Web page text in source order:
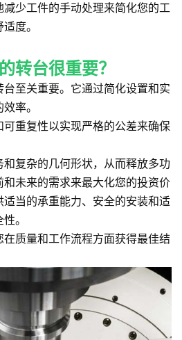
少工件的手动处理来简化您的工
度。
转台很重要？
至关重要。它通过简化设置和实
率。
重复性以实现严格的公差来确保
复杂的几何形状，从而释放多功
未来的需求来最大化您的投资价
当的承重能力、安全的安装和适
。
质量和工作流程方面获得最佳结